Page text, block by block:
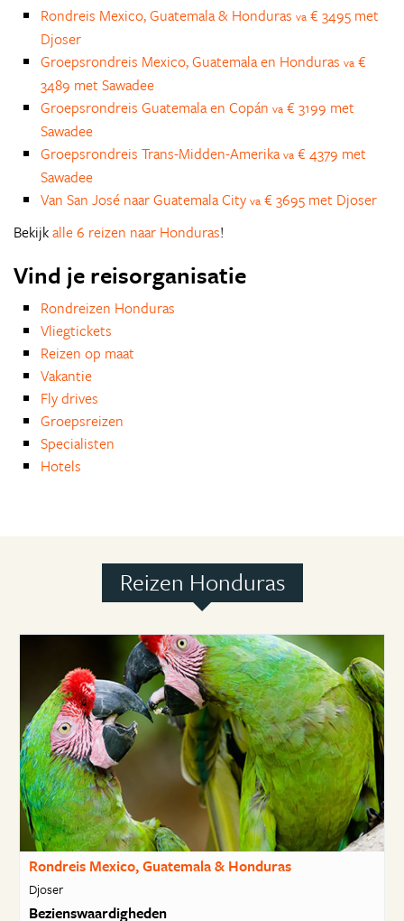
Rondreis Mexico, Guatemala & Honduras va € 3495 met
Djoser
Groepsrondreis Mexico, Guatemala en Honduras va €
3489 met Sawadee
Groepsrondreis Guatemala en Copán va € 3199 met
Sawadee
Groepsrondreis Trans-Midden-Amerika va € 4379 met
Sawadee
Van San José naar Guatemala City va € 3695 met Djoser
Bekijkalle 6 reizen naar Honduras!
Vind je reisorganisatie
Rondreizen Honduras
Vliegtickets
Reizen op maat
Vakantie
Fly drives
Groepsreizen
Specialisten
Hotels
Reizen Honduras
Rondreis Mexico, Guatemala & Honduras
Djoser
Bezienswaardigheden